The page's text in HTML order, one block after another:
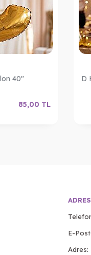
40"
85,00 TL
D
E-
Adres: